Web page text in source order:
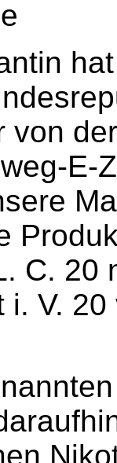
von
E-
C.
V.